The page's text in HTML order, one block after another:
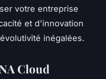
votre entreprise
et d'innovation
inégalées.
Cloud